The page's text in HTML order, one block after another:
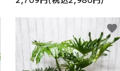
favorite